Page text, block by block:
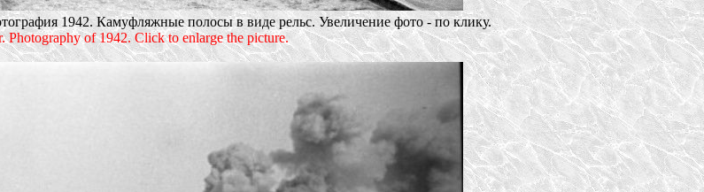
1942. Камуфляжные полосы в виде рельс. Увеличение фото - по клику.
Photography of 1942. Click to enlarge the picture.